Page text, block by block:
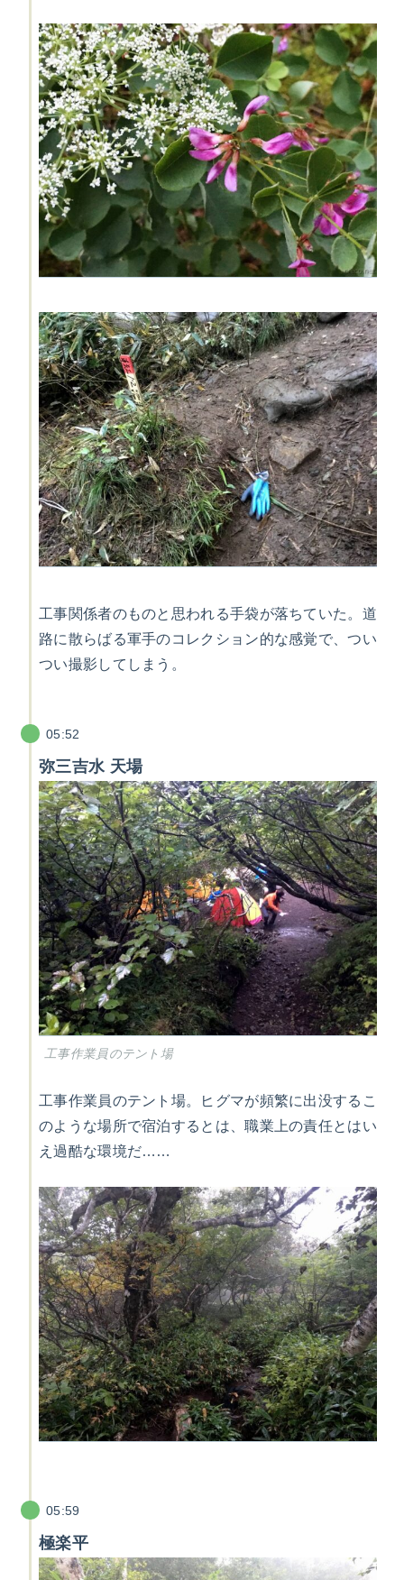
工事関係者のものと思われる手袋が落ちていた。道
路に散らばる軍手のコレクション的な感覚で、つい
つい撮影してしまう。
05:52
弥三吉水 天場
工事作業員のテント場
工事作業員のテント場。ヒグマが頻繁に出没するこ
のような場所で宿泊するとは、職業上の責任とはい
え過酷な環境だ……
05:59
極楽平